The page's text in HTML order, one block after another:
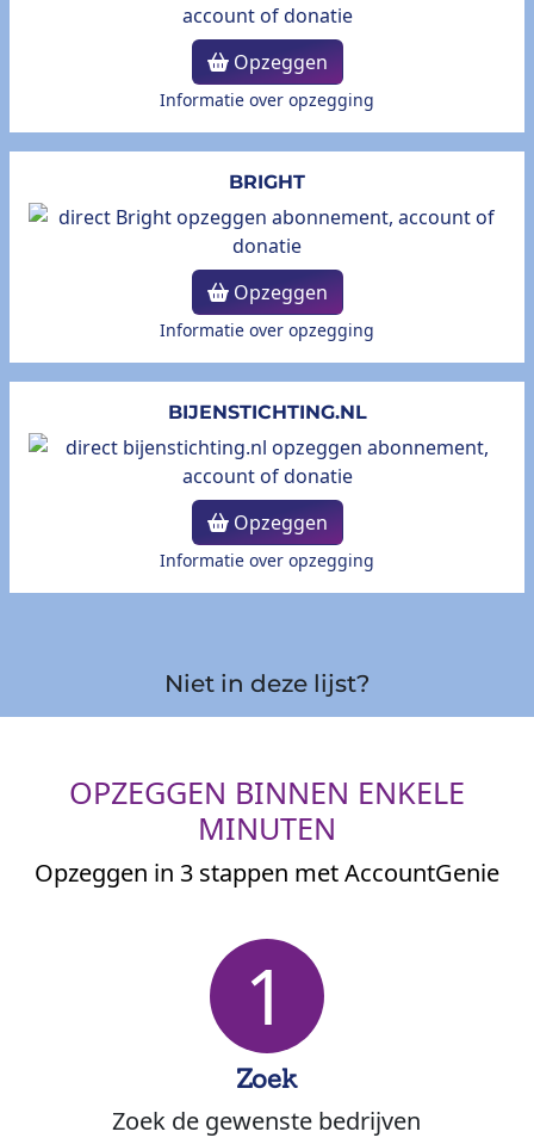
Opzeggen
Informatie over opzegging
BRIGHT
Opzeggen
Informatie over opzegging
BIJENSTICHTING.NL
Opzeggen
Informatie over opzegging
Niet in deze lijst?
OPZEGGEN BINNEN ENKELE
MINUTEN
Opzeggen in 3 stappen met AccountGenie
1
Zoek
Zoek de gewenste bedrijven